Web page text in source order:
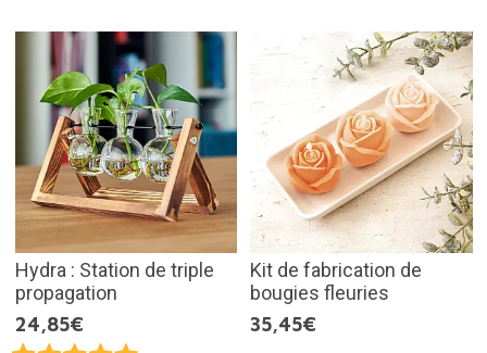
Hydra : Station de triple
propagation
24,85€
Kit de fabrication de
bougies fleuries
35,45€